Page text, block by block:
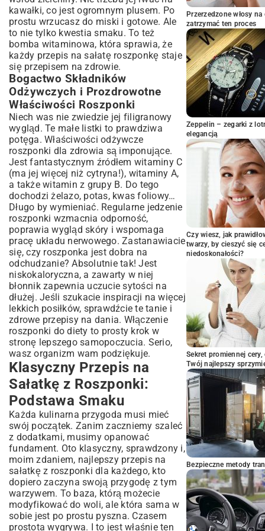
Połączenia z Serami: Feta, Mozzarella i Ser
Kozi
Owocowe Orzeźwienie: Roszponka z
Gruszką, Truskawkami i Pomarańczą
Chrupiące Akcenty: Orzechy, Pestki i
Grzanki
Sycące Wariacje: Roszponka z Kurczakiem,
Łososiem czy Krewetkami
Z Czym Serwować Sałatkę z Roszponki?
Idealne Kompozycje
Jak Kupować i Przechowywać Świeżą
Roszponkę? Praktyczne Porady
Podsumowanie: Roszponka w Twojej
Kuchni – Szybko, Zdrowo i Smacznie
kawałki, co jest ogromnym plusem. Po
prostu wrzucasz do miski i gotowe. Ale
to nie tylko kwestia smaku. To też
bomba witaminowa, która sprawia, że
każdy przepis na sałatę roszponkę staje
się przepisem na zdrowie.
Bogactwo Składników
Odżywczych i Prozdrowotne
Właściwości Roszponki
Niech was nie zwiedzie jej filigranowy
wygląd. Te małe listki to prawdziwa
potęga. Właściwości odżywcze
roszponki dla zdrowia są imponujące.
Jest fantastycznym źródłem witaminy C
(ma jej więcej niż cytryna!), witaminy A,
a także witamin z grupy B. Do tego
dochodzi żelazo, potas, kwas foliowy…
Długo by wymieniać. Regularne jedzenie
roszponki wzmacnia odporność,
poprawia wygląd skóry i wspomaga
pracę układu nerwowego. Zastanawiacie
się, czy roszponka jest dobra na
odchudzanie? Absolutnie tak! Jest
niskokaloryczna, a zawarty w niej
błonnik zapewnia uczucie sytości na
dłużej. Jeśli szukacie inspiracji na więcej
lekkich posiłków, sprawdźcie te tanie i
zdrowe przepisy na dania. Włączenie
roszponki do diety to prosty krok w
stronę lepszego samopoczucia. Serio,
wasz organizm wam podziękuje.
Klasyczny Przepis na
Sałatkę z Roszponki:
Podstawa Smaku
Każda kulinarna przygoda musi mieć
swój początek. Zanim zaczniemy szaleć
z dodatkami, musimy opanować
fundament. Oto klasyczny, sprawdzony i,
moim zdaniem, najlepszy przepis na
sałatkę z roszponki dla każdego, kto
dopiero zaczyna swoją przygodę z tym
warzywem. To baza, którą możecie
modyfikować do woli, ale która sama w
sobie jest po prostu pyszna. Czasem
prostota wygrywa. I to jest właśnie ten
Przerzedzone włosy
zatrzymać ten proces
Zeppelin – zegarki z
elegancją
Czy wiesz, jak
twarzy, by cieszyć się
niedoskonałości?
Sekret promiennej
Twój najlepszy
Bezpieczne metody